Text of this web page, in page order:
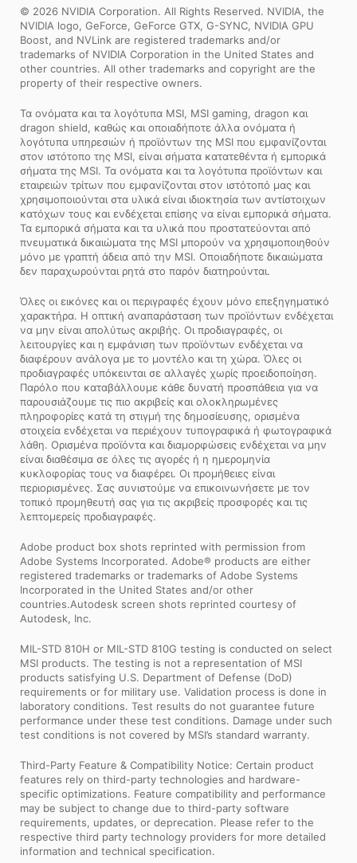
© 2026 NVIDIA Corporation. All Rights Reserved. NVIDIA, the
NVIDIA logo, GeForce, GeForce GTX, G-SYNC, NVIDIA GPU
Boost, and NVLink are registered trademarks and/or
trademarks of NVIDIA Corporation in the United States and
other countries. All other trademarks and copyright are the
property of their respective owners.
Τα ονόματα και τα λογότυπα MSI, MSI gaming, dragon και
dragon shield, καθώς και οποιαδήποτε άλλα ονόματα ή
λογότυπα υπηρεσιών ή προϊόντων της MSI που εμφανίζονται
στον ιστότοπο της MSI, είναι σήματα κατατεθέντα ή εμπορικά
σήματα της MSI. Τα ονόματα και τα λογότυπα προϊόντων και
εταιρειών τρίτων που εμφανίζονται στον ιστότοπό μας και
χρησιμοποιούνται στα υλικά είναι ιδιοκτησία των αντίστοιχων
κατόχων τους και ενδέχεται επίσης να είναι εμπορικά σήματα.
Τα εμπορικά σήματα και τα υλικά που προστατεύονται από
πνευματικά δικαιώματα της MSI μπορούν να χρησιμοποιηθούν
μόνο με γραπτή άδεια από την MSI. Οποιαδήποτε δικαιώματα
δεν παραχωρούνται ρητά στο παρόν διατηρούνται.
Όλες οι εικόνες και οι περιγραφές έχουν μόνο επεξηγηματικό
χαρακτήρα. Η οπτική αναπαράσταση των προϊόντων ενδέχεται
να μην είναι απολύτως ακριβής. Οι προδιαγραφές, οι
λειτουργίες και η εμφάνιση των προϊόντων ενδέχεται να
διαφέρουν ανάλογα με το μοντέλο και τη χώρα. Όλες οι
προδιαγραφές υπόκεινται σε αλλαγές χωρίς προειδοποίηση.
Παρόλο που καταβάλλουμε κάθε δυνατή προσπάθεια για να
παρουσιάζουμε τις πιο ακριβείς και ολοκληρωμένες
πληροφορίες κατά τη στιγμή της δημοσίευσης, ορισμένα
στοιχεία ενδέχεται να περιέχουν τυπογραφικά ή φωτογραφικά
λάθη. Ορισμένα προϊόντα και διαμορφώσεις ενδέχεται να μην
είναι διαθέσιμα σε όλες τις αγορές ή η ημερομηνία
κυκλοφορίας τους να διαφέρει. Οι προμήθειες είναι
περιορισμένες. Σας συνιστούμε να επικοινωνήσετε με τον
τοπικό προμηθευτή σας για τις ακριβείς προσφορές και τις
λεπτομερείς προδιαγραφές.
Adobe product box shots reprinted with permission from
Adobe Systems Incorporated. Adobe® products are either
registered trademarks or trademarks of Adobe Systems
Incorporated in the United States and/or other
countries.Autodesk screen shots reprinted courtesy of
Autodesk, Inc.
MIL-STD 810H or MIL-STD 810G testing is conducted on select
MSI products. The testing is not a representation of MSI
products satisfying U.S. Department of Defense (DoD)
requirements or for military use. Validation process is done in
laboratory conditions. Test results do not guarantee future
performance under these test conditions. Damage under such
test conditions is not covered by MSI’s standard warranty.
Third-Party Feature & Compatibility Notice: Certain product
features rely on third-party technologies and hardware-
specific optimizations. Feature compatibility and performance
may be subject to change due to third-party software
requirements, updates, or deprecation. Please refer to the
respective third party technology providers for more detailed
information and technical specification.